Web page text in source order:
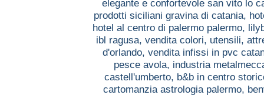
elegante e confortevole san vito lo
prodotti siciliani gravina di catania,
hotel al centro di palermo palermo,
ibl ragusa, vendita colori, utensili,
d'orlando, vendita infissi in pvc
pesce avola, industria
castell'umberto, b&b in centro
cartomanzia astrologia palermo,